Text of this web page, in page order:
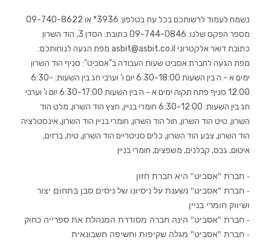
נשמח לעמוד לרשותכם בכל עת בטלפון: 3936* או 09-740-8622
מספר הפקס שלנו: 09-744-0846 כתובת: הסדן 3, הוד השרון
כתובת דואר אלקטרוני asbit@asbit.co.il מפת הגעה לנוחותכם:
מפת הגעה לחברת אסביט שעות העבודה ב"אסביט": סניף הוד השרון
ימים א - ה בין השעות 6:30-18:00 יום ו' וערבי חג בין השעות: 6:30-
12:00 סניף פתח תקוה ימים א - ה בין השעות 6:30-17:00 יום ו' וערבי
חג בין השעות: 6:30-12:00 חומרי בניין, חצץ הוד השרון, מלט הוד
השרון, טיט הוד השרון, חול הוד השרון, חומרי בניין הוד השרון, אינסטלציה
הוד השרון, צבע הוד השרון, כלים סניטריים הוד השרון, טיח, ברזים,
איטום, גבס, קבלנים, משפצים, חומרי בניין
- חברת "אסביט" היא חברת חזון
- חברת "אסביט" נשענת על ניסיונו של ניסים סבן בתחום יצור
ושיווק חומרי בניין
- חברת "אסביט" הינה חברה מסודרת המנהלת את ספרייה כחוק
- חברת "אסביט" מגלה שקיפות וחשיפה חשבונאית